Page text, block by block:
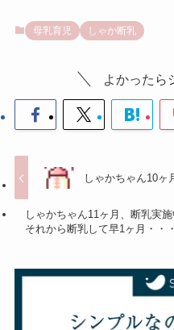
母乳育児 しゃか断乳
よかったら
しゃかちゃん10ヶ
しゃかちゃん11ヶ月、断乳実
それから断乳して早1ヶ月・・・